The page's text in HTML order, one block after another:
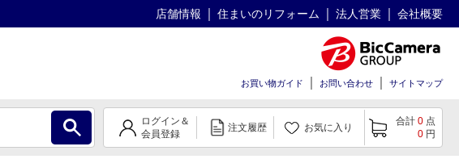
店舗情報 住まいのリフォーム 法人営業 会社概要
お買い物ガイド
お問い合わせ サイトマップ
ログイン＆
会員登録
注文履歴 お気に入り
合計 0 点
0 円